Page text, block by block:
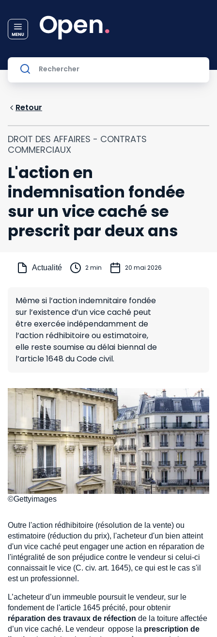
Retour
DROIT DES AFFAIRES - CONTRATS
COMMERCIAUX
L'action en
indemnisation fondée
sur un vice caché se
prescrit par deux ans
Actualité 2 min 20 mai 2026
Même si l’action indemnitaire fondée
sur l’existence d’un vice caché peut
être exercée indépendamment de
l’action rédhibitoire ou estimatoire,
elle reste soumise au délai biennal de
l’article 1648 du Code civil.
©Gettyimages
Outre l'action rédhibitoire (résolution de la vente) ou
estimatoire (réduction du prix), l'acheteur d'un bien atteint
d'un vice caché peut engager une action en réparation de
l'intégralité de son préjudice contre le vendeur si celui-ci
connaissait le vice (C. civ. art. 1645), ce qui est le cas s'il
est un professionnel.
L’acheteur d’un immeuble poursuit le vendeur, sur le
fondement de l'article 1645 précité, pour obtenir
réparation des travaux de réfection de la toiture affectée
d’un vice caché. Le vendeur oppose la prescription de